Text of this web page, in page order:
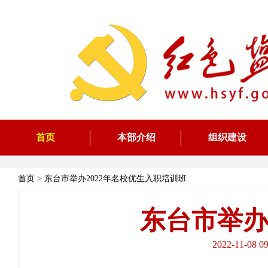
首页 本部介绍 组织建设
首页 > 东台市举办2022年名校优生入职培训班
东台市举
2022-11-08